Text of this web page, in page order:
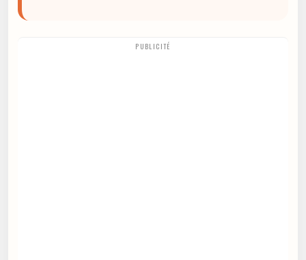
PUBLICITÉ